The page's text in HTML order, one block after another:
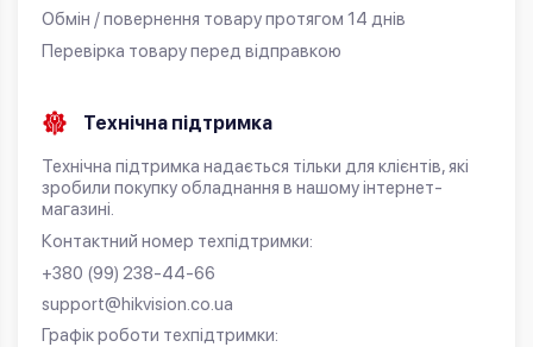
Обмін / повернення товару протягом 14 днів
Перевірка товару перед відправкою
Технічна підтримка
Технічна підтримка надається тільки для клієнтів, які
зробили покупку обладнання в нашому інтернет-
магазині.
Контактний номер техпідтримки:
+380 (99) 238-44-66
support@hikvision.co.ua
Графік роботи техпідтримки: